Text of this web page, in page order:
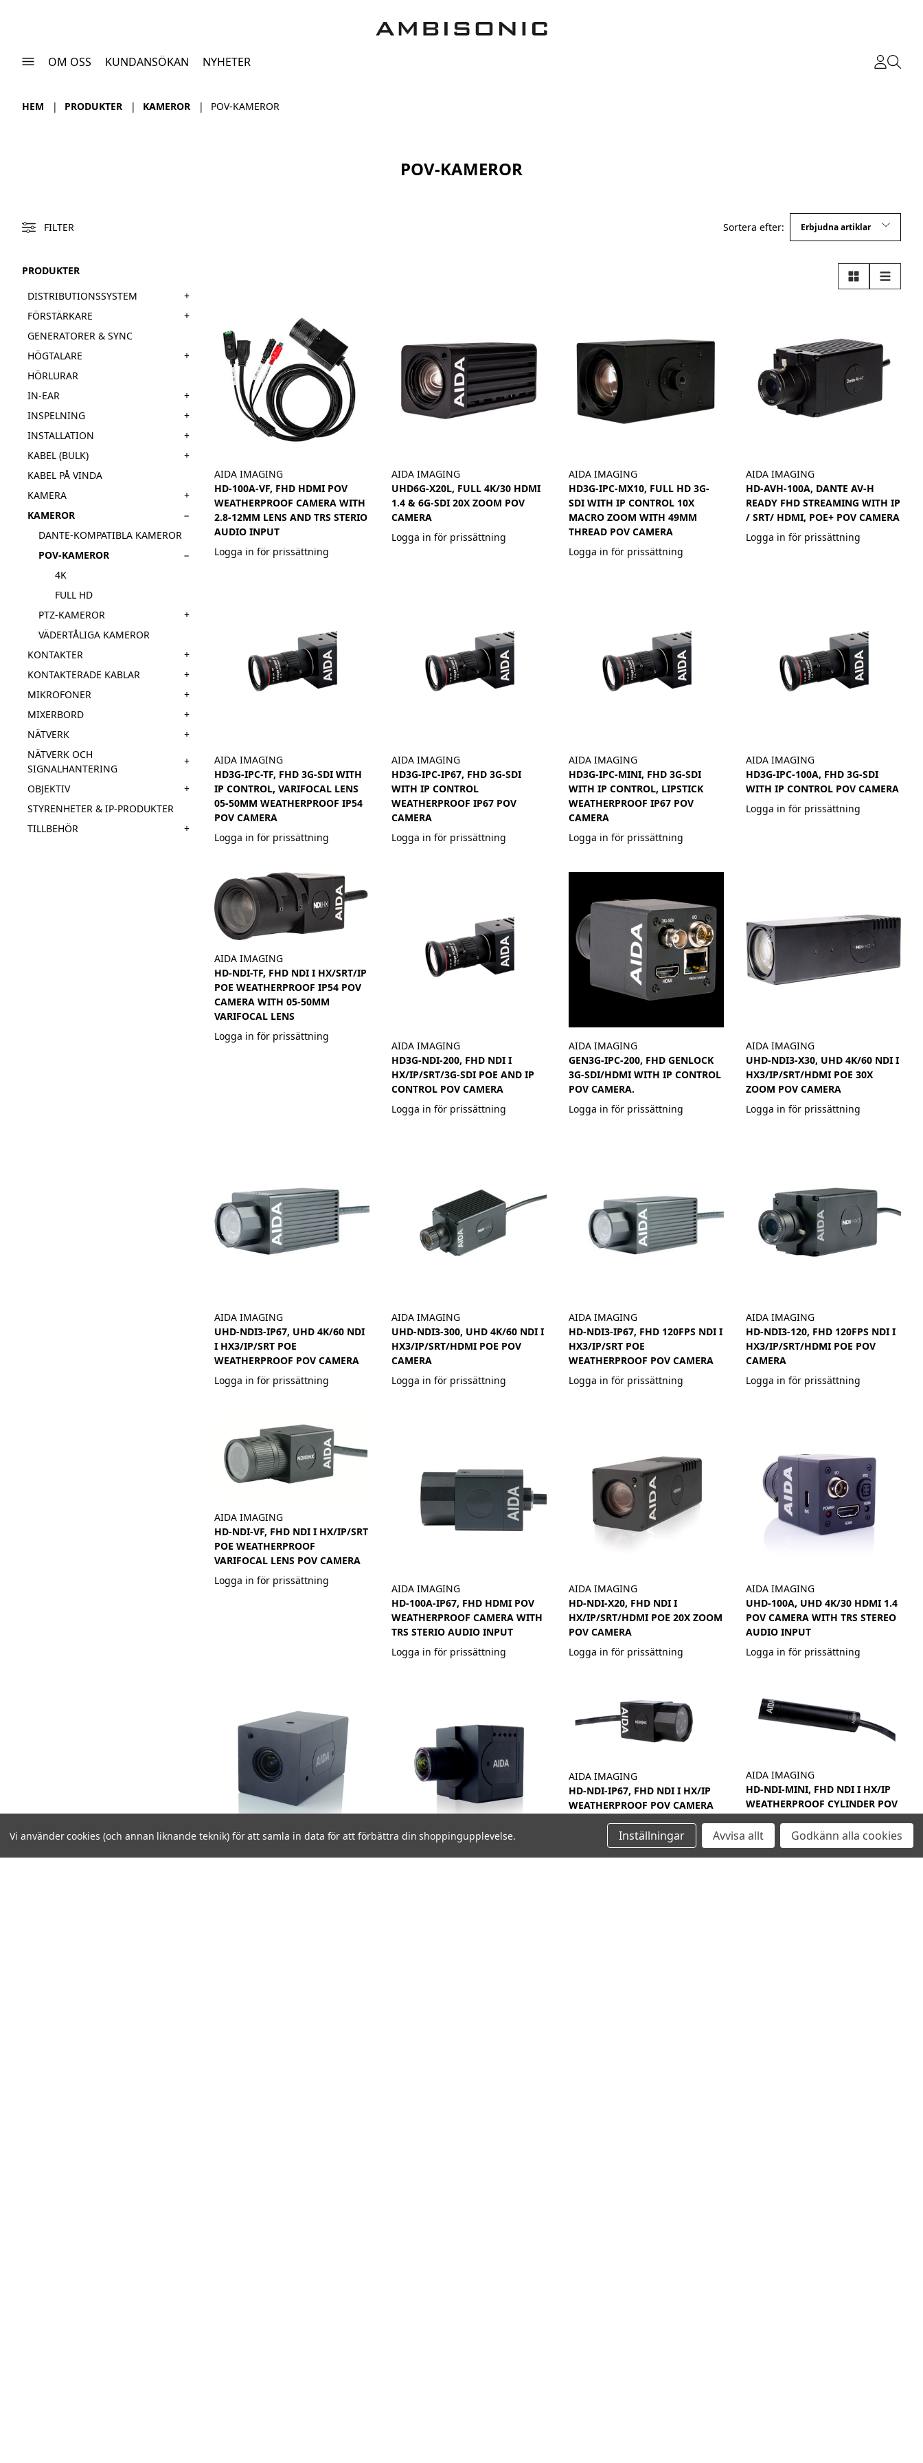
OM OSS KUNDANSÖKAN NYHETER
HEM PRODUKTER KAMEROR POV-KAMEROR
POV-KAMEROR
FILTER Sortera efter:
PRODUKTER
DISTRIBUTIONSSYSTEM
+
FÖRSTÄRKARE
+
GENERATORER & SYNC
HÖGTALARE
+
HÖRLURAR
IN-EAR
+
INSPELNING
+
INSTALLATION
+
KABEL (BULK)
+
KABEL PÅ VINDA
KAMERA
+
KAMEROR
−
DANTE-KOMPATIBLA KAMEROR
POV-KAMEROR
−
4K
FULL HD
PTZ-KAMEROR
+
VÄDERTÅLIGA KAMEROR
KONTAKTER
+
KONTAKTERADE KABLAR
+
MIKROFONER
+
MIXERBORD
+
NÄTVERK
+
NÄTVERK OCH
SIGNALHANTERING
+
OBJEKTIV
+
STYRENHETER & IP-PRODUKTER
TILLBEHÖR
+
RutnätLista
AIDA IMAGING
HD-100A-VF, FHD HDMI POV
WEATHERPROOF CAMERA WITH
2.8-12MM LENS AND TRS STERIO
AUDIO INPUT
Logga in för prissättning
AIDA IMAGING
UHD6G-X20L, FULL 4K/30 HDMI
1.4 & 6G-SDI 20X ZOOM POV
CAMERA
Logga in för prissättning
AIDA IMAGING
HD3G-IPC-MX10, FULL HD 3G-
SDI WITH IP CONTROL 10X
MACRO ZOOM WITH 49MM
THREAD POV CAMERA
Logga in för prissättning
AIDA IMAGING
HD-AVH-100A, DANTE AV-H
READY FHD STREAMING WITH IP
/ SRT/ HDMI, POE+ POV CAMERA
Logga in för prissättning
AIDA IMAGING
HD3G-IPC-TF, FHD 3G-SDI WITH
IP CONTROL, VARIFOCAL LENS
05-50MM WEATHERPROOF IP54
POV CAMERA
Logga in för prissättning
AIDA IMAGING
HD3G-IPC-IP67, FHD 3G-SDI
WITH IP CONTROL
WEATHERPROOF IP67 POV
CAMERA
Logga in för prissättning
AIDA IMAGING
HD3G-IPC-MINI, FHD 3G-SDI
WITH IP CONTROL, LIPSTICK
WEATHERPROOF IP67 POV
CAMERA
Logga in för prissättning
AIDA IMAGING
HD3G-IPC-100A, FHD 3G-SDI
WITH IP CONTROL POV CAMERA
Logga in för prissättning
AIDA IMAGING
HD-NDI-TF, FHD NDI I HX/SRT/IP
POE WEATHERPROOF IP54 POV
CAMERA WITH 05-50MM
VARIFOCAL LENS
Logga in för prissättning
AIDA IMAGING
HD3G-NDI-200, FHD NDI I
HX/IP/SRT/3G-SDI POE AND IP
CONTROL POV CAMERA
Logga in för prissättning
AIDA IMAGING
GEN3G-IPC-200, FHD GENLOCK
3G-SDI/HDMI WITH IP CONTROL
POV CAMERA.
Logga in för prissättning
AIDA IMAGING
UHD-NDI3-X30, UHD 4K/60 NDI I
HX3/IP/SRT/HDMI POE 30X
ZOOM POV CAMERA
Logga in för prissättning
AIDA IMAGING
UHD-NDI3-IP67, UHD 4K/60 NDI
I HX3/IP/SRT POE
WEATHERPROOF POV CAMERA
Logga in för prissättning
AIDA IMAGING
UHD-NDI3-300, UHD 4K/60 NDI I
HX3/IP/SRT/HDMI POE POV
CAMERA
Logga in för prissättning
AIDA IMAGING
HD-NDI3-IP67, FHD 120FPS NDI I
HX3/IP/SRT POE
WEATHERPROOF POV CAMERA
Logga in för prissättning
AIDA IMAGING
HD-NDI3-120, FHD 120FPS NDI I
HX3/IP/SRT/HDMI POE POV
CAMERA
Logga in för prissättning
AIDA IMAGING
HD-NDI-VF, FHD NDI I HX/IP/SRT
POE WEATHERPROOF
VARIFOCAL LENS POV CAMERA
Logga in för prissättning
AIDA IMAGING
HD-100A-IP67, FHD HDMI POV
WEATHERPROOF CAMERA WITH
TRS STERIO AUDIO INPUT
Logga in för prissättning
AIDA IMAGING
HD-NDI-X20, FHD NDI I
HX/IP/SRT/HDMI POE 20X ZOOM
POV CAMERA
Logga in för prissättning
AIDA IMAGING
UHD-100A, UHD 4K/30 HDMI 1.4
POV CAMERA WITH TRS STEREO
AUDIO INPUT
Logga in för prissättning
AIDA IMAGING
AIDA IMAGING
AIDA IMAGING
HD-NDI-IP67, FHD NDI I HX/IP
WEATHERPROOF POV CAMERA
Logga in för prissättning
AIDA IMAGING
HD-NDI-MINI, FHD NDI I HX/IP
WEATHERPROOF CYLINDER POV
CAMERA
Logga in för prissättning
Vi använder cookies (och annan liknande teknik) för att samla in data för att förbättra din shoppingupplevelse. Inställningar Avvisa allt Godkänn alla cookies